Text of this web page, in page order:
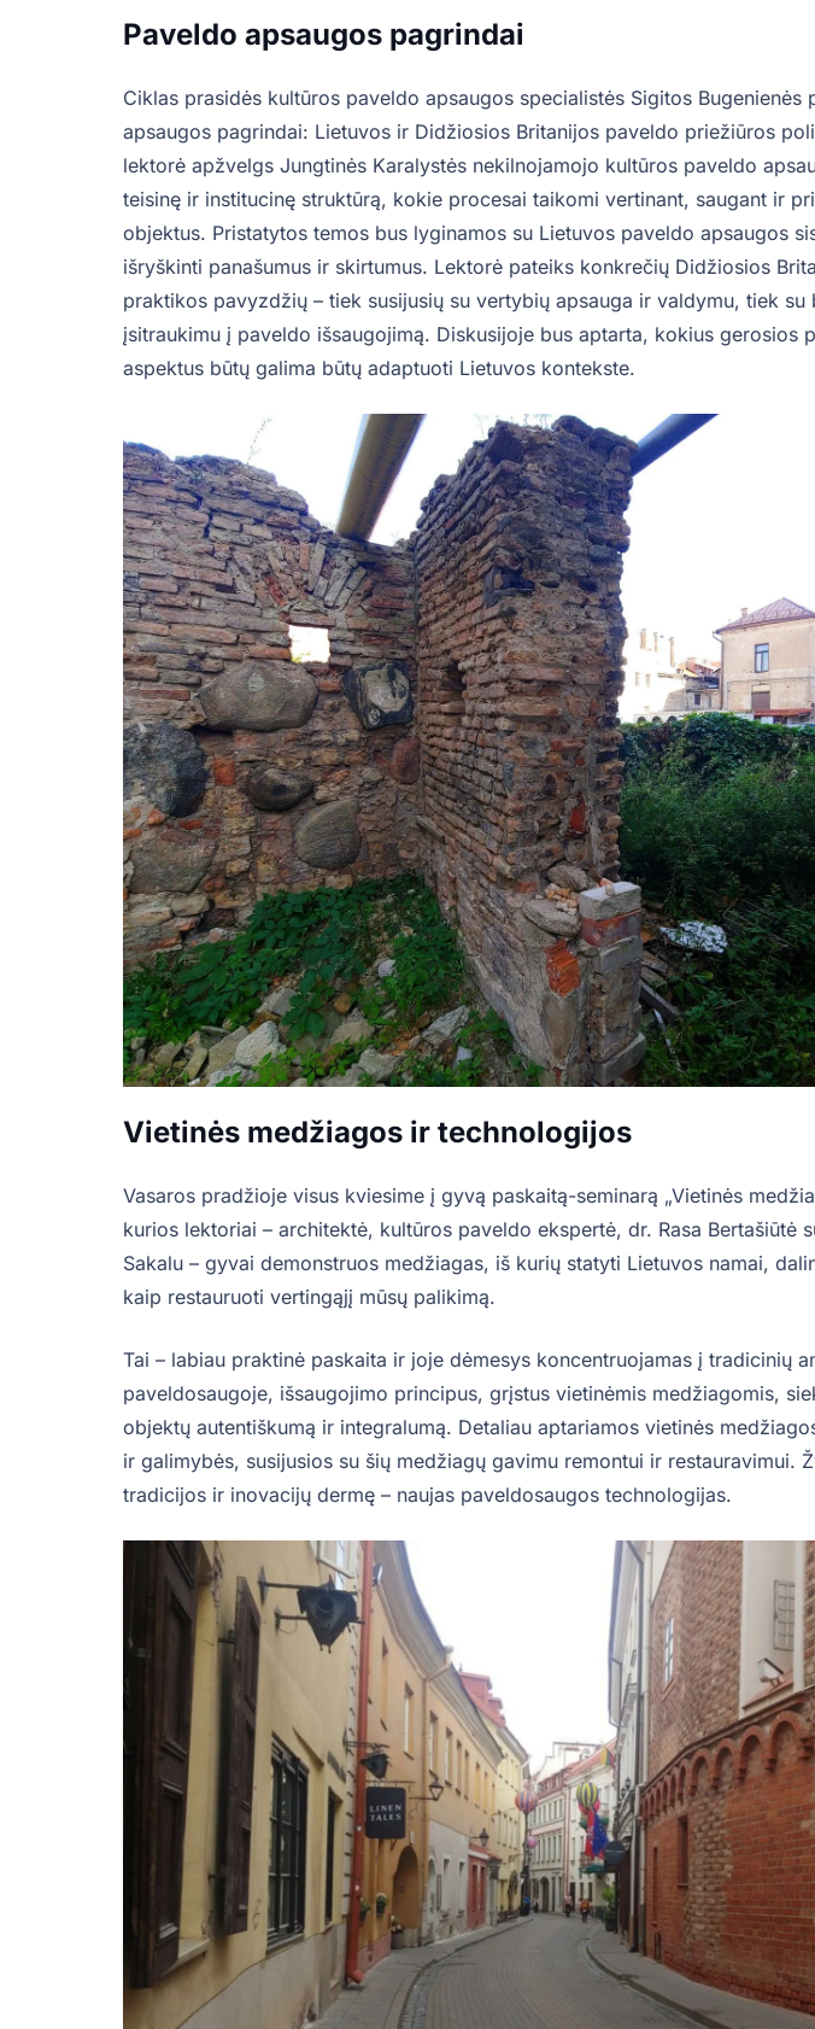
Paveldo apsaugos pagrindai
Ciklas prasidės kultūros paveldo apsaugos specialistės Sigitos Bugenienės
apsaugos pagrindai: Lietuvos ir Didžiosios Britanijos paveldo priežiūros
lektorė apžvelgs Jungtinės Karalystės nekilnojamojo kultūros paveldo
teisinę ir institucinę struktūrą, kokie procesai taikomi vertinant, saugant ir
objektus. Pristatytos temos bus lyginamos su Lietuvos paveldo apsaugos
išryškinti panašumus ir skirtumus. Lektorė pateiks konkrečių Didžiosios
praktikos pavyzdžių – tiek susijusių su vertybių apsauga ir valdymu, tiek su
įsitraukimu į paveldo išsaugojimą. Diskusijoje bus aptarta, kokius gerosios
aspektus būtų galima būtų adaptuoti Lietuvos kontekste.
Vietinės medžiagos ir technologijos
Vasaros pradžioje visus kviesime į gyvą paskaitą-seminarą „Vietinės
kurios lektoriai – architektė, kultūros paveldo ekspertė, dr. Rasa Bertašiūtė
Sakalu – gyvai demonstruos medžiagas, iš kurių statyti Lietuvos namai,
kaip restauruoti vertingąjį mūsų palikimą.
Tai – labiau praktinė paskaita ir joje dėmesys koncentruojamas į tradicinių
paveldosaugoje, išsaugojimo principus, grįstus vietinėmis medžiagomis,
objektų autentiškumą ir integralumą. Detaliau aptariamos vietinės
ir galimybės, susijusios su šių medžiagų gavimu remontui ir restauravimui.
tradicijos ir inovacijų dermę – naujas paveldosaugos technologijas.